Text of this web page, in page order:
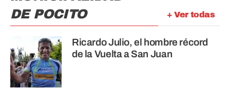
+ Ver todas
DE POCITO
Ricardo Julio, el hombre récord
de la Vuelta a San Juan